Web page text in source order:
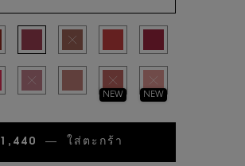
Caramel Swirl, 4 of 16
154 Love Berry, 5 of 16
Selected
สินค้าหมดแล้วค่ะ
11 of 16 CRUSH, 12 of 16
Selected
สินค้าหมดแล้วค่ะ214 WET GUAVA, 14 of 16
Selected
สินค้าหมดแล้วค่ะ
NEW
Selected
สินค้าหมดแล้วค่ะ
NEW
― ใส่ตะกร้า